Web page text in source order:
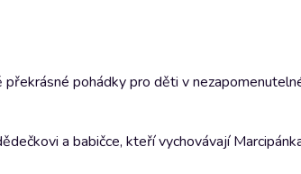
pohádky pro děti v
a babičce, kteří vychovávají